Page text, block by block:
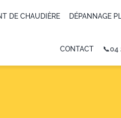
DE CHAUDIÈRE DÉPANNAGE
CONTACT 📞04